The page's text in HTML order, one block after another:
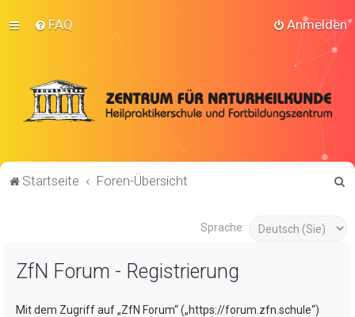
FAQ Anmelden
Startseite Foren-Übersicht
Sprache:
ZfN Forum - Registrierung
Mit dem Zugriff auf „ZfN Forum“ („https://forum.zfn.schule“)